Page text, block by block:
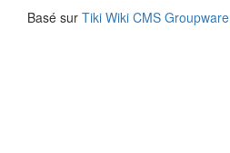
Basé sur Tiki Wiki CMS Groupware